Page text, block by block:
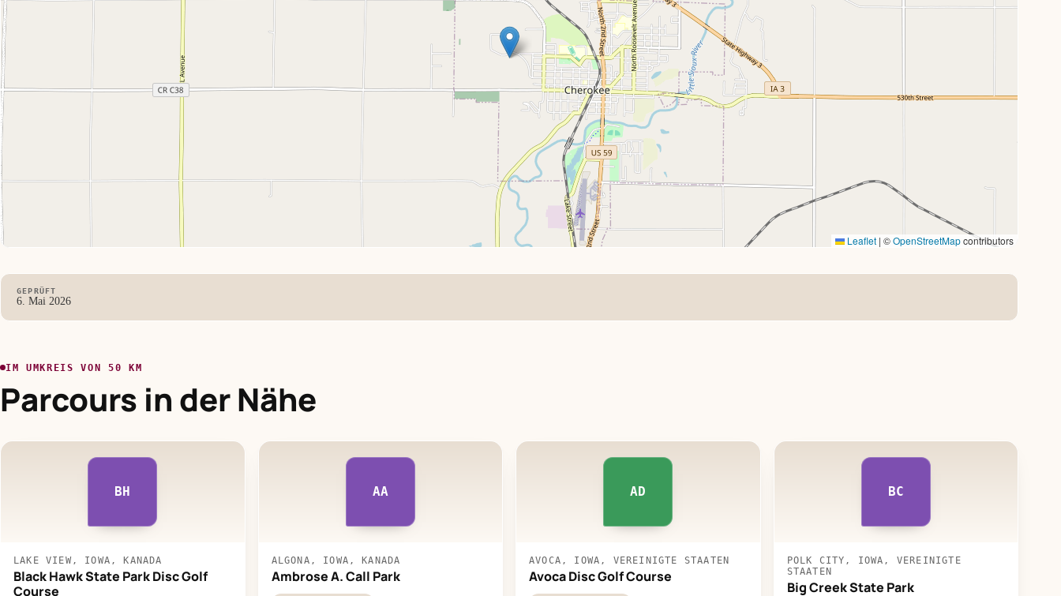
Leaflet | ©OpenStreetMapcontributors
GEPRÜFT
6. Mai 2026
IM UMKREIS VON 50 KM
Parcours in der Nähe
BH
LAKE VIEW, IOWA, KANADA
Black Hawk State Park Disc Golf
Course
AA
ALGONA, IOWA, KANADA
Ambrose A. Call Park
AD
AVOCA, IOWA, VEREINIGTE STAATEN
Avoca Disc Golf Course
BC
POLK CITY, IOWA, VEREINIGTE
STAATEN
Big Creek State Park